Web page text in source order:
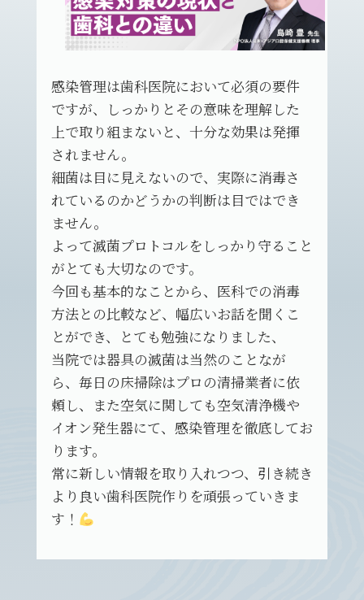
感染管理は歯科医院において必須の要件
ですが、しっかりとその意味を理解した
上で取り組まないと、十分な効果は発揮
されません。
細菌は目に見えないので、実際に消毒さ
れているのかどうかの判断は目ではでき
ません。
よって滅菌プロトコルをしっかり守ること
がとても大切なのです。
今回も基本的なことから、医科での消毒
方法との比較など、幅広いお話を聞くこ
とができ、とても勉強になりました、
当院では器具の滅菌は当然のことなが
ら、毎日の床掃除はプロの清掃業者に依
頼し、また空気に関しても空気清浄機や
イオン発生器にて、感染管理を徹底してお
ります。
常に新しい情報を取り入れつつ、引き続き
より良い歯科医院作りを頑張っていきま
す！